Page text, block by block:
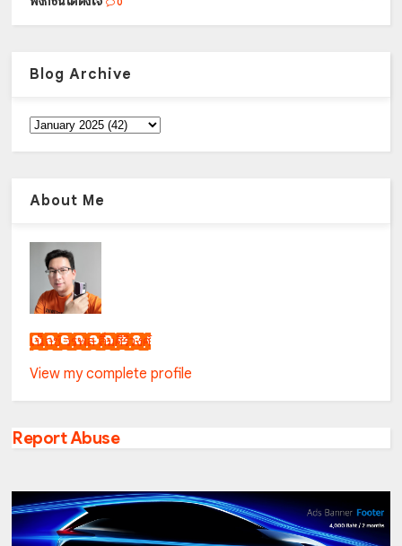
Blog Archive
About Me
เน็กซ์ วรพล ลิ่มศิริวงศ์
View my complete profile
Report Abuse